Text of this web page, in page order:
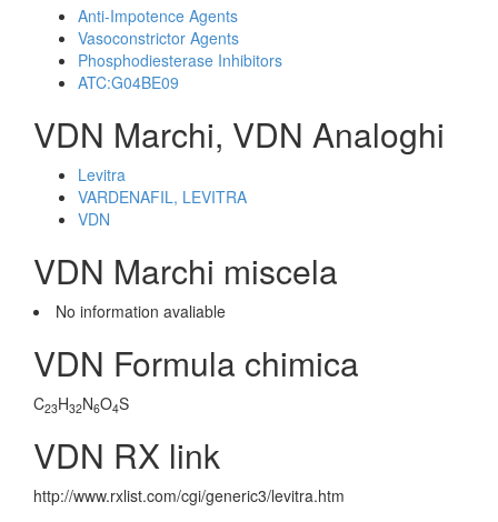
Anti-Impotence Agents
Vasoconstrictor Agents
Phosphodiesterase Inhibitors
ATC:G04BE09
VDN Marchi, VDN Analoghi
Levitra
VARDENAFIL, LEVITRA
VDN
VDN Marchi miscela
No information avaliable
VDN Formula chimica
C23H32N6O4S
VDN RX link
http://www.rxlist.com/cgi/generic3/levitra.htm